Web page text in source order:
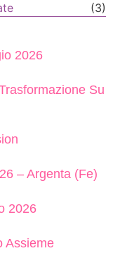
(3)
2026
Su
– Argenta (Fe)
2026
Assieme